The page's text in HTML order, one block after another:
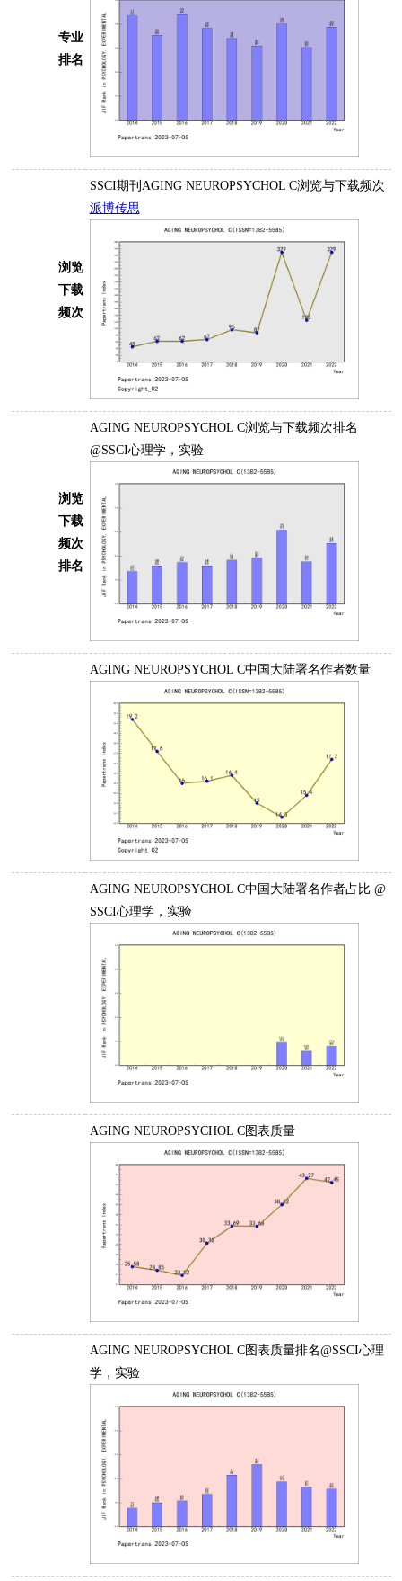
专业
排名
浏览
下载
频次
SSCI期刊AGING NEUROPSYCHOL C浏览与下载频次
派博传思
浏览
下载
频次
排名
AGING NEUROPSYCHOL C浏览与下载频次排名
@SSCI心理学，实验
AGING NEUROPSYCHOL C中国大陆署名作者数量
AGING NEUROPSYCHOL C中国大陆署名作者占比 @
SSCI心理学，实验
AGING NEUROPSYCHOL C图表质量
AGING NEUROPSYCHOL C图表质量排名@SSCI心理
学，实验